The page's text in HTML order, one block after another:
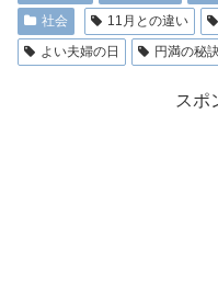
社会
11月との違い
よい夫婦の日
円満の秘
スポ